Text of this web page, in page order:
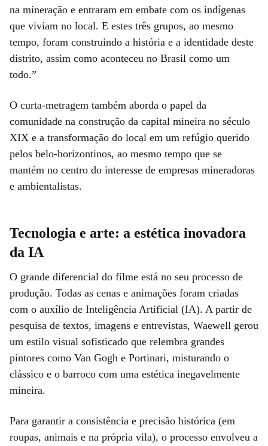
na mineração e entraram em embate com os indígenas
que viviam no local. E estes três grupos, ao mesmo
tempo, foram construindo a história e a identidade deste
distrito, assim como aconteceu no Brasil como um
todo.”
O curta-metragem também aborda o papel da
comunidade na construção da capital mineira no século
XIX e a transformação do local em um refúgio querido
pelos belo-horizontinos, ao mesmo tempo que se
mantém no centro do interesse de empresas mineradoras
e ambientalistas.
Tecnologia e arte: a estética inovadora
da IA
O grande diferencial do filme está no seu processo de
produção. Todas as cenas e animações foram criadas
com o auxílio de Inteligência Artificial (IA). A partir de
pesquisa de textos, imagens e entrevistas, Waewell gerou
um estilo visual sofisticado que relembra grandes
pintores como Van Gogh e Portinari, misturando o
clássico e o barroco com uma estética inegavelmente
mineira.
Para garantir a consistência e precisão histórica (em
roupas, animais e na própria vila), o processo envolveu a